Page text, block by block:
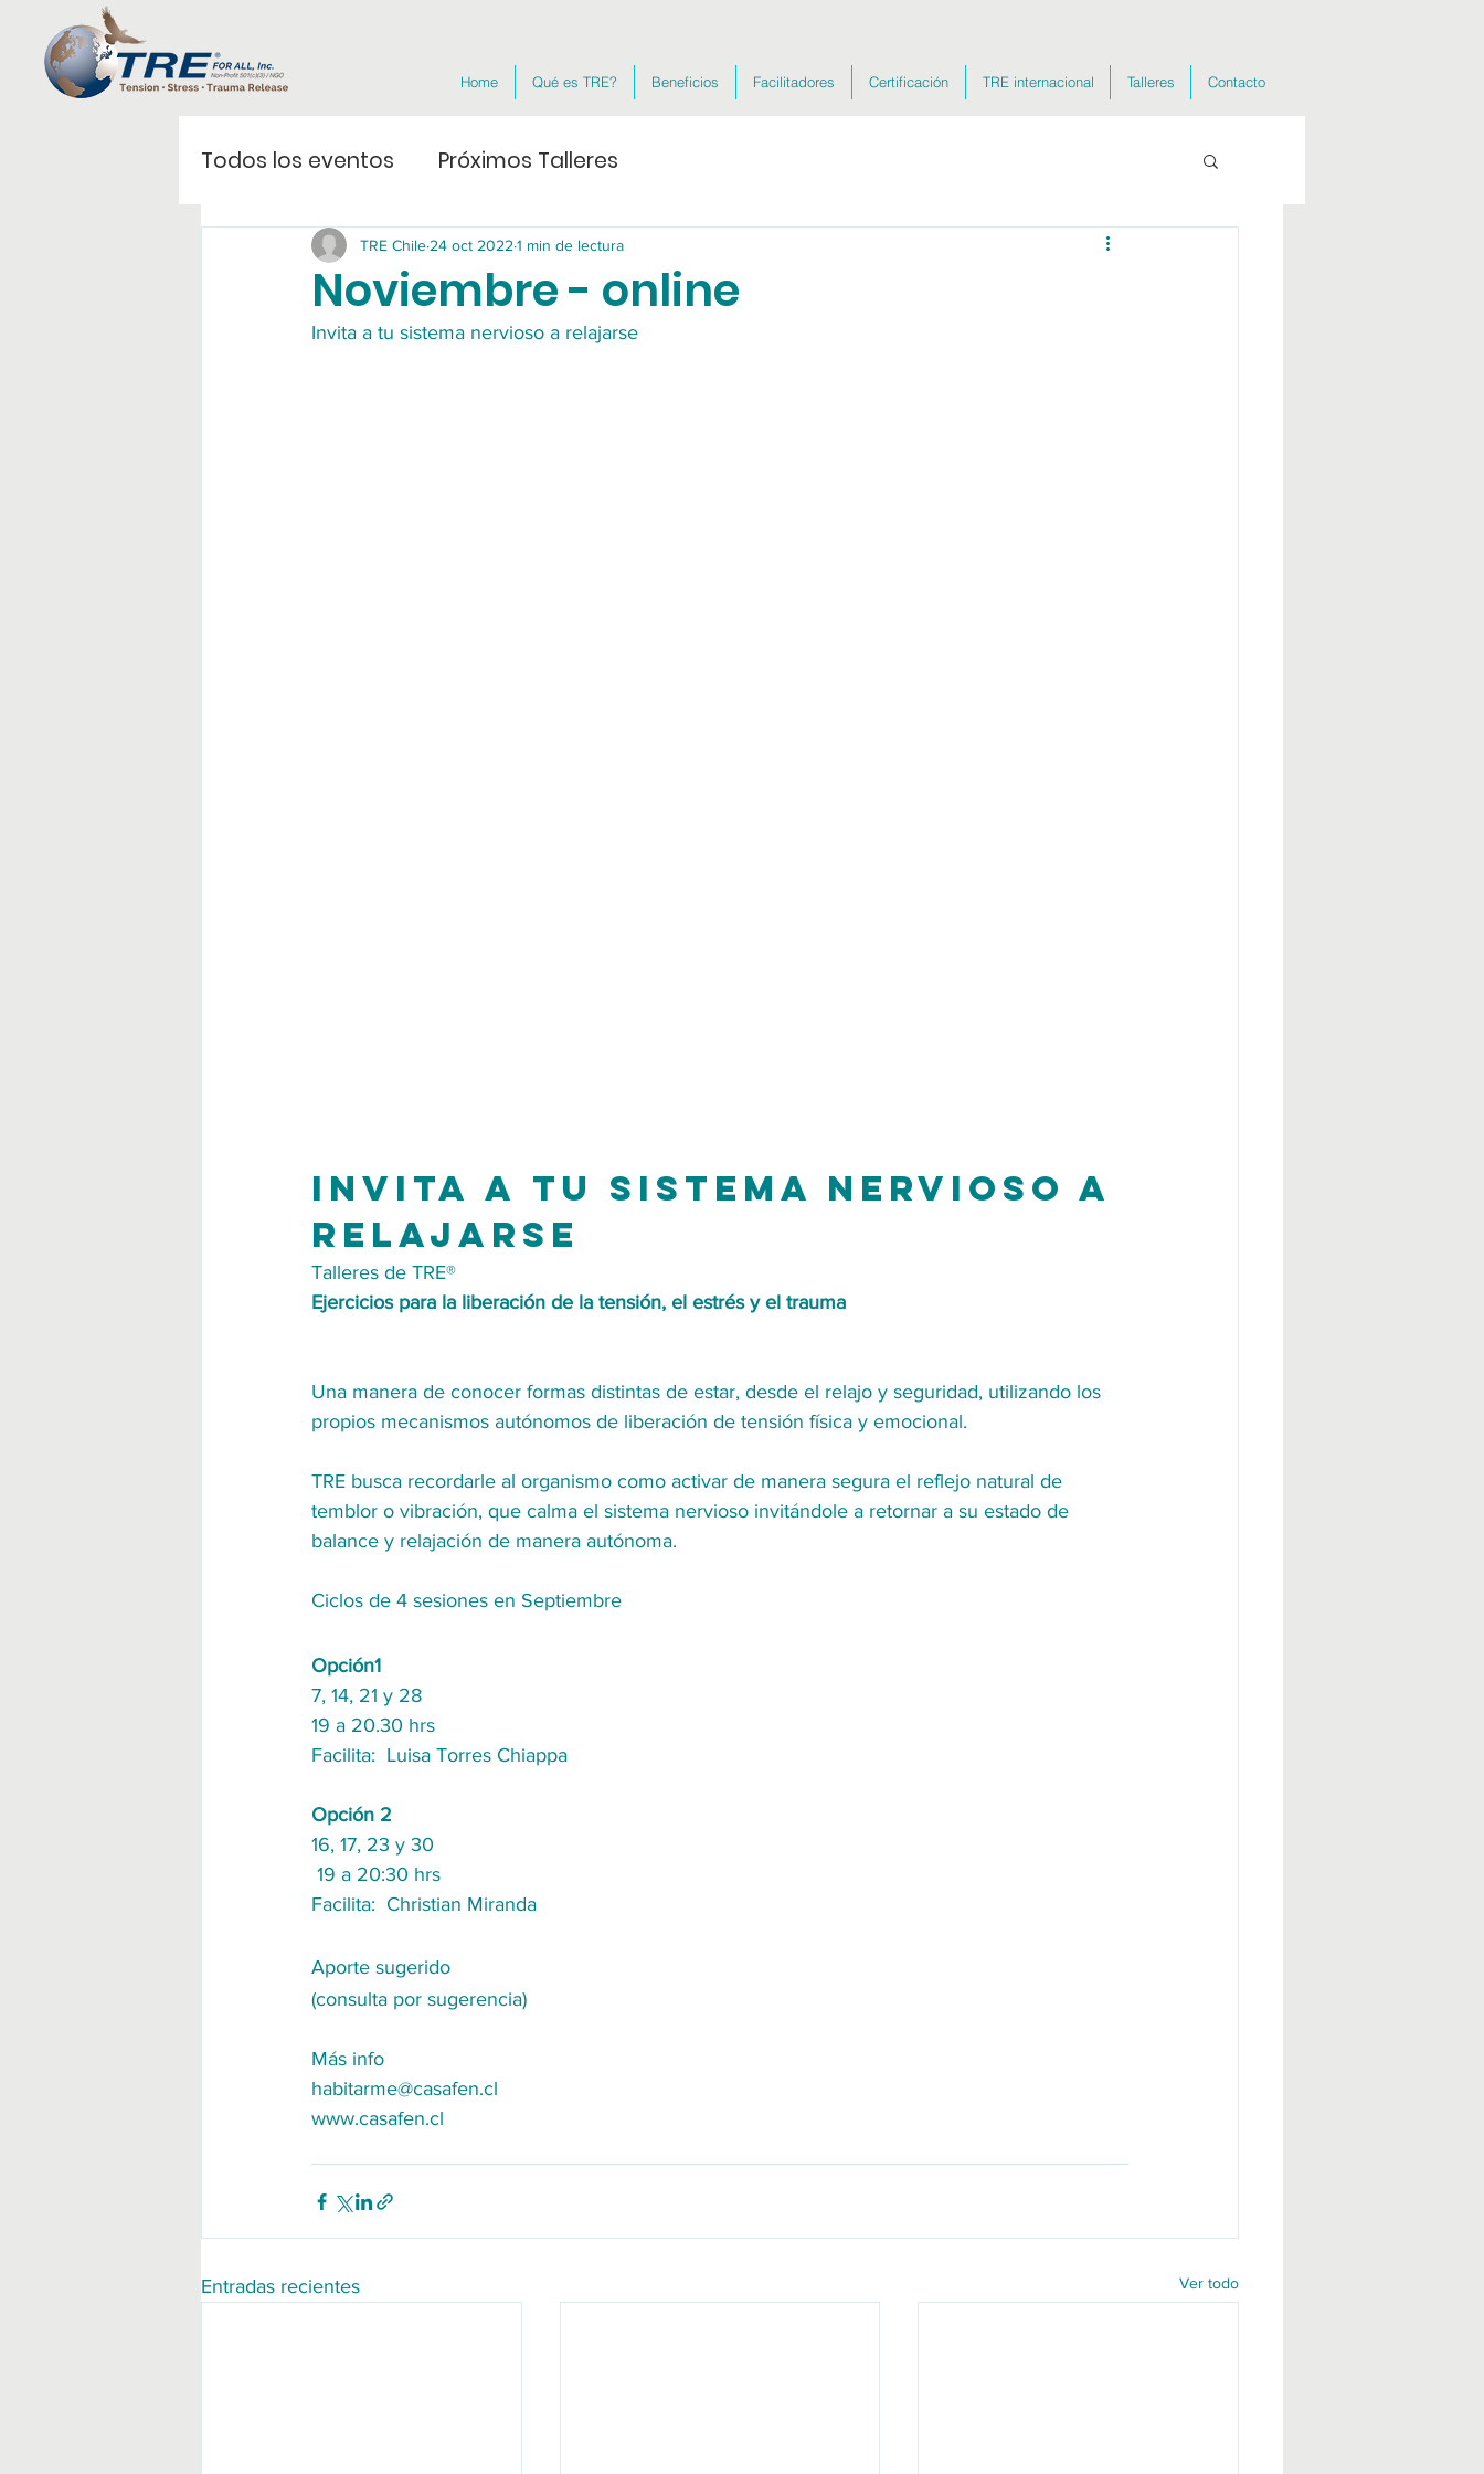
Home Qué es TRE? Beneficios Facilitadores Certificación TRE internacional Talleres Contacto
Todos los eventos Próximos Talleres
Noviembre - online
TRE Chile 24 oct 2022 1 min de lectura
Invita a tu sistema nervioso a relajarse
Invita a tu sistema nervioso a
relajarse
Talleres de TRE®
Ejercicios para la liberación de la tensión, el estrés y el trauma
Una manera de conocer formas distintas de estar, desde el relajo y seguridad, utilizando los
propios mecanismos autónomos de liberación de tensión física y emocional.
TRE busca recordarle al organismo como activar de manera segura el reflejo natural de
temblor o vibración, que calma el sistema nervioso invitándole a retornar a su estado de
balance y relajación de manera autónoma.
Ciclos de 4 sesiones en Septiembre
Opción1
7, 14, 21 y 28
19 a 20.30 hrs
Facilita:  Luisa Torres Chiappa
Opción 2
16, 17, 23 y 30
19 a 20:30 hrs
Facilita:  Christian Miranda
Aporte sugerido
(consulta por sugerencia)
Más info
habitarme@casafen.cl
www.casafen.cl
Entradas recientes Ver todo